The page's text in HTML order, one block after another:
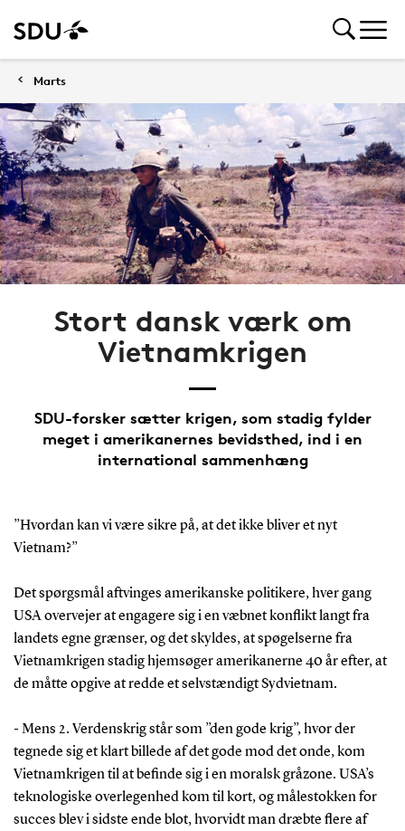
Marts
Stort dansk værk om
Vietnamkrigen
SDU-forsker sætter krigen, som stadig fylder
meget i amerikanernes bevidsthed, ind i en
international sammenhæng
”Hvordan kan vi være sikre på, at det ikke bliver et nyt
Vietnam?”
Det spørgsmål aftvinges amerikanske politikere, hver gang
USA overvejer at engagere sig i en væbnet konflikt langt fra
landets egne grænser, og det skyldes, at spøgelserne fra
Vietnamkrigen stadig hjemsøger amerikanerne 40 år efter, at
de måtte opgive at redde et selvstændigt Sydvietnam.
- Mens 2. Verdenskrig står som ”den gode krig”, hvor der
tegnede sig et klart billede af det gode mod det onde, kom
Vietnamkrigen til at befinde sig i en moralsk gråzone. USA’s
teknologiske overlegenhed kom til kort, og målestokken for
succes blev i sidste ende blot, hvorvidt man dræbte flere af